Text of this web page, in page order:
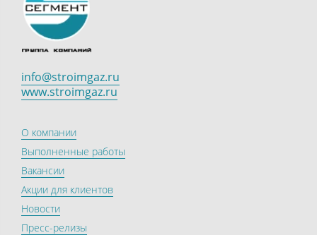
info@stroimgaz.ru
www.stroimgaz.ru
О компании
Выполненные работы
Вакансии
Акции для клиентов
Новости
Пресс-релизы